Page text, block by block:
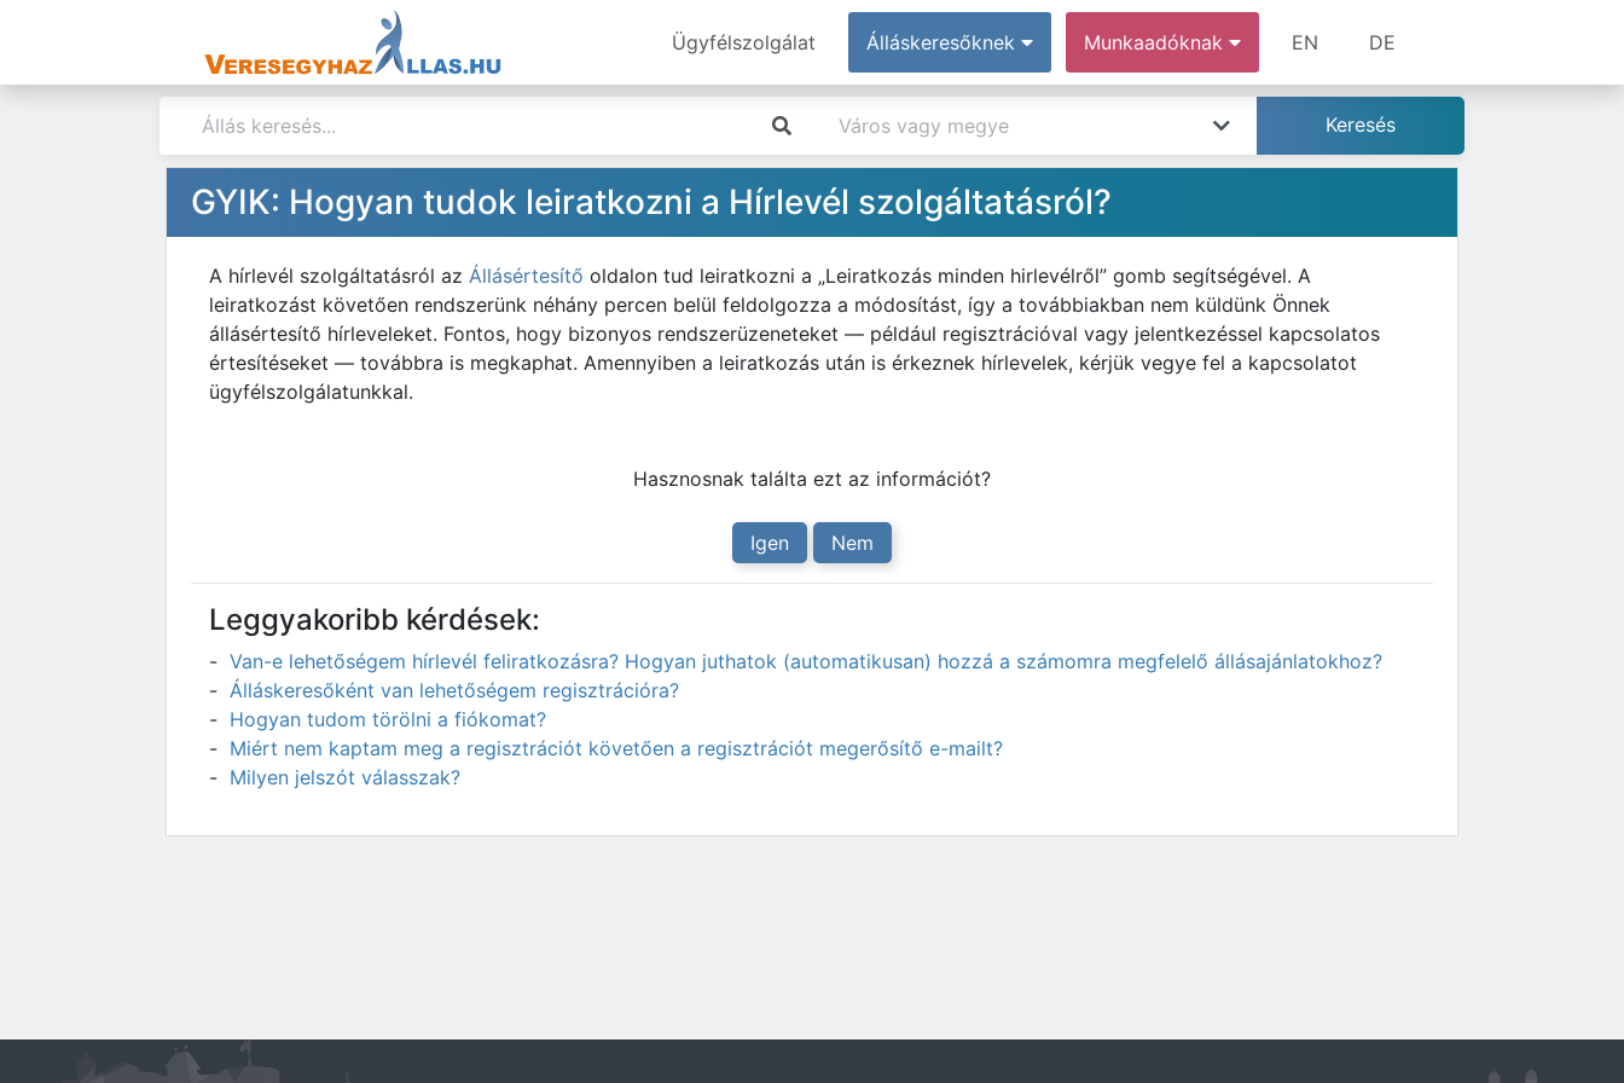
Ügyfélszolgálat Álláskeresőknek Munkaadóknak EN DE
GYIK: Hogyan tudok leiratkozni a Hírlevél szolgáltatásról?
A hírlevél szolgáltatásról az Állásértesítő oldalon tud leiratkozni a „Leiratkozás minden hirlevélről” gomb segítségével. A
leiratkozást követően rendszerünk néhány percen belül feldolgozza a módosítást, így a továbbiakban nem küldünk Önnek
állásértesítő hírleveleket. Fontos, hogy bizonyos rendszerüzeneteket — például regisztrációval vagy jelentkezéssel kapcsolatos
értesítéseket — továbbra is megkaphat. Amennyiben a leiratkozás után is érkeznek hírlevelek, kérjük vegye fel a kapcsolatot
ügyfélszolgálatunkkal.
Hasznosnak találta ezt az információt?
Igen Nem
Leggyakoribb kérdések:
Van-e lehetőségem hírlevél feliratkozásra? Hogyan juthatok (automatikusan) hozzá a számomra megfelelő állásajánlatokhoz?
Álláskeresőként van lehetőségem regisztrációra?
Hogyan tudom törölni a fiókomat?
Miért nem kaptam meg a regisztrációt követően a regisztrációt megerősítő e-mailt?
Milyen jelszót válasszak?